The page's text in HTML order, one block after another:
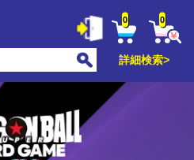
0 0
詳細検索>